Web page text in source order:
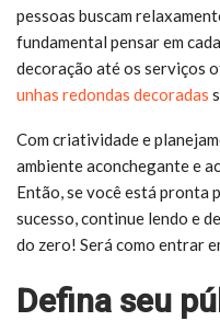
pessoas buscam
fundamental pensar em
decoração até os serviços
unhas redondas decoradas
Com criatividade e
ambiente aconchegante e
Então, se você está pronta
sucesso, continue lendo e
do zero! Será como entrar
Defina seu